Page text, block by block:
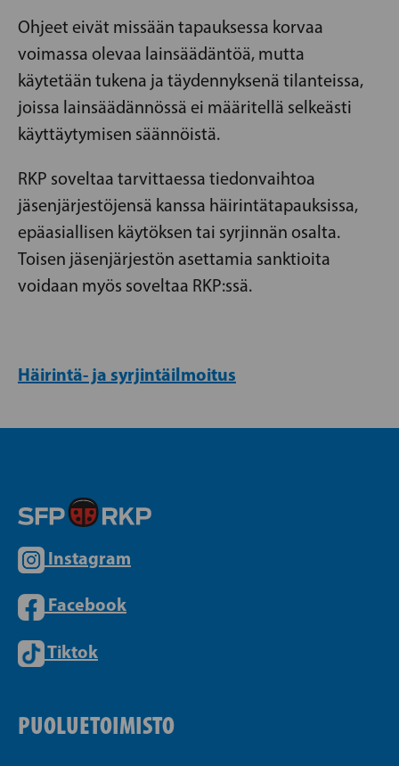
Ohjeet eivät missään tapauksessa korvaa
voimassa olevaa lainsäädäntöä, mutta
käytetään tukena ja täydennyksenä tilanteissa,
joissa lainsäädännössä ei määritellä selkeästi
käyttäytymisen säännöistä.
RKP soveltaa tarvittaessa tiedonvaihtoa
jäsenjärjestöjensä kanssa häirintätapauksissa,
epäasiallisen käytöksen tai syrjinnän osalta.
Toisen jäsenjärjestön asettamia sanktioita
voidaan myös soveltaa RKP:ssä.
Häirintä- ja syrjintäilmoitus
Instagram
Facebook
Tiktok
PUOLUETOIMISTO